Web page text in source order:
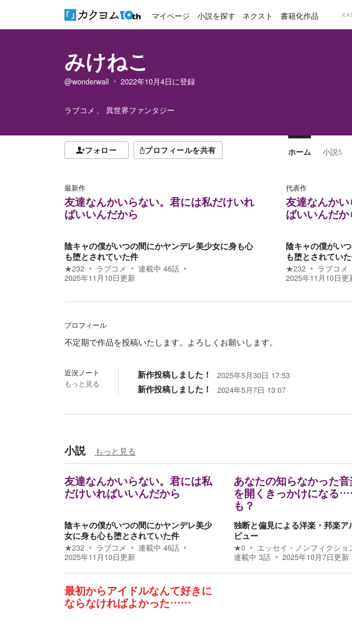
マイページ 小説を探す ネクスト 書籍化作品
みけねこ
@wonderwall 2022年10月4日に登録
ラブコメ 異世界ファンタジー
フォロー プロフィールを共有 ホーム 小説5
最新作
友達なんかいらない。君には私だけいれ
ばいいんだから
陰キャの僕がいつの間にかヤンデレ美少女に身も心
も堕とされていた件
★232 ラブコメ 連載中 46話
2025年11月10日更新
代表作
友達なんか
ばいいんだか
陰キャの僕がい
も堕とされてい
★232 ラブコメ
2025年11月10日更
プロフィール
不定期で作品を投稿いたします。よろしくお願いします。
近況ノート
もっと見る
新作投稿しました！ 2025年5月30日 17:53
新作投稿しました！ 2024年5月7日 13:07
小説 もっと見る
友達なんかいらない。君には私
だけいればいいんだから
陰キャの僕がいつの間にかヤンデレ美少
女に身も心も堕とされていた件
★232 ラブコメ 連載中 46話
2025年11月10日更新
あなたの知らなかった
を開くきっかけになる
も？
独断と偏見による洋楽・邦楽ア
ビュー
★0
エッセイ・ノンフィクショ
連載中 3話 2025年10月7日更新
最初からアイドルなんて好きに
ならなければよかった……